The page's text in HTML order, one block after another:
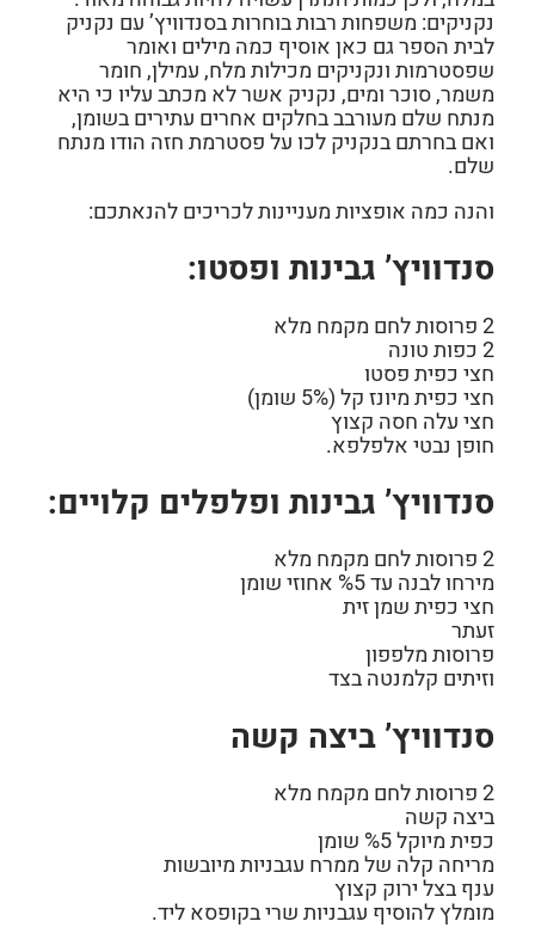
נקניקים: משפחות רבות בוחרות בסנדוויץ’ עם נקניק
לבית הספר גם כאן אוסיף כמה מילים ואומר
שפסטרמות ונקניקים מכילות מלח, עמילן, חומר
משמר, סוכר ומים, נקניק אשר לא מכתב עליו כי היא
מנתח שלם מעורבב בחלקים אחרים עתירים בשומן,
ואם בחרתם בנקניק לכו על פסטרמת חזה הודו מנתח
שלם.
והנה כמה אופציות מעניינות לכריכים להנאתכם:
סנדוויץ’ גבינות ופסטו:
2 פרוסות לחם מקמח מלא
2 כפות טונה
חצי כפית פסטו
חצי כפית מיונז קל (5% שומן)
חצי עלה חסה קצוץ
חופן נבטי אלפלפא.
סנדוויץ’ גבינות ופלפלים קלויים:
2 פרוסות לחם מקמח מלא
מירחו לבנה עד %5 אחוזי שומן
חצי כפית שמן זית
זעתר
פרוסות מלפפון
וזיתים קלמנטה בצד
סנדוויץ’ ביצה קשה
2 פרוסות לחם מקמח מלא
ביצה קשה
כפית מיוקל %5 שומן
מריחה קלה של ממרח עגבניות מיובשות
ענף בצל ירוק קצוץ
מומלץ להוסיף עגבניות שרי בקופסא ליד.